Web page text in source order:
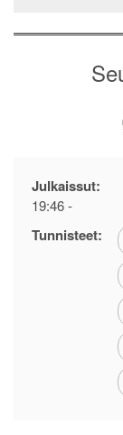
Julkaissut:
19:46-
Tunnisteet: